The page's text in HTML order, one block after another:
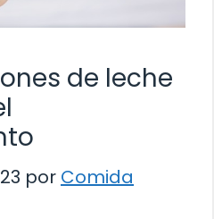
de leche
por Comida